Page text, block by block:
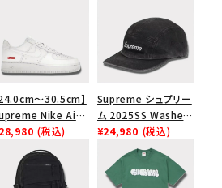
24.0cm～30.5cm】
Nike Air
1 Low シュプ
ーム ナイキエアフォ
ス１スニーカー シ
ーズ ホワイト
(税込)
Supreme シュプリー
ム 2025SS Washed
Chino Twill Camp
Cap ウォッシュチノツ
イルキャンプキャップ
ブラック 黒
¥24,980 (税込)